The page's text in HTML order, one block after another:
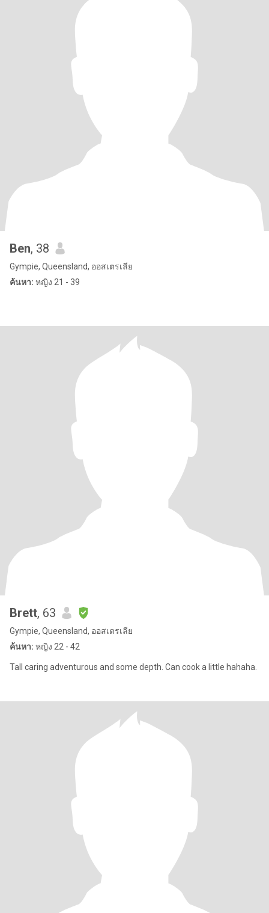
Ben, 38
Gympie, Queensland, ออสเตรเลีย
ค้นหา: หญิง 21 - 39
Brett, 63
Gympie, Queensland, ออสเตรเลีย
ค้นหา: หญิง 22 - 42
Tall caring adventurous and some depth. Can cook a little hahaha.